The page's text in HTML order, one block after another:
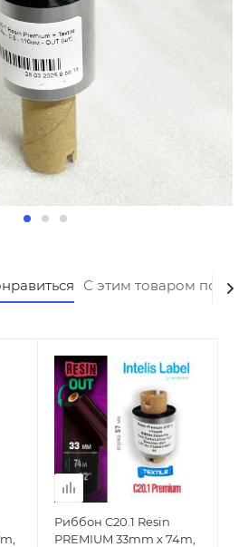
С этим товаром
Риббон C20.1 Resin
PREMIUM 33mm x 74m,